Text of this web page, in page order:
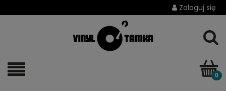
Zaloguj się